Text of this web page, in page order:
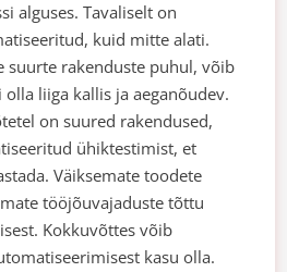
alguses.Tavaliselt on
kuid mitte alati.
suurte rakenduste puhul, võib
liiga kallis ja aeganõudev.
on suured rakendused,
ühiktestimist, et
Väiksemate toodete
tööjõuvajaduste tõttu
Kokkuvõttes võib
kasu olla.